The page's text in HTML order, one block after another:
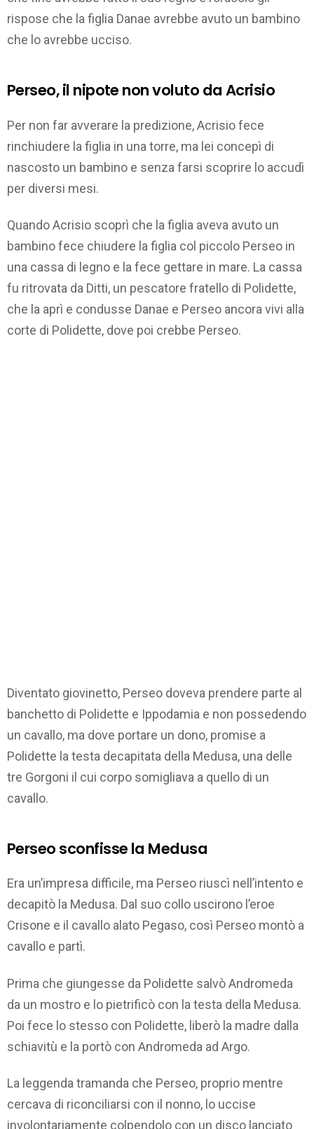
rispose che la figlia Danae avrebbe avuto un bambino
che lo avrebbe ucciso.
Perseo, il nipote non voluto da Acrisio
Per non far avverare la predizione, Acrisio fece
rinchiudere la figlia in una torre, ma lei concepì di
nascosto un bambino e senza farsi scoprire lo accudì
per diversi mesi.
Quando Acrisio scoprì che la figlia aveva avuto un
bambino fece chiudere la figlia col piccolo Perseo in
una cassa di legno e la fece gettare in mare. La cassa
fu ritrovata da Ditti, un pescatore fratello di Polidette,
che la aprì e condusse Danae e Perseo ancora vivi alla
corte di Polidette, dove poi crebbe Perseo.
Diventato giovinetto, Perseo doveva prendere parte al
banchetto di Polidette e Ippodamia e non possedendo
un cavallo, ma dove portare un dono, promise a
Polidette la testa decapitata della Medusa, una delle
tre Gorgoni il cui corpo somigliava a quello di un
cavallo.
Perseo sconfisse la Medusa
Era un’impresa difficile, ma Perseo riuscì nell’intento e
decapitò la Medusa. Dal suo collo uscirono l’eroe
Crisone e il cavallo alato Pegaso, così Perseo montò a
cavallo e partì.
Prima che giungesse da Polidette salvò Andromeda
da un mostro e lo pietrificò con la testa della Medusa.
Poi fece lo stesso con Polidette, liberò la madre dalla
schiavitù e la portò con Andromeda ad Argo.
La leggenda tramanda che Perseo, proprio mentre
cercava di riconciliarsi con il nonno, lo uccise
involontariamente colpendolo con un disco lanciato